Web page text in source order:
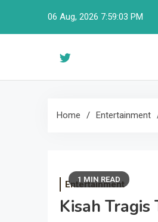
06 Aug, 2026 7:59:04 PM
Home Entertainment
1 MIN READ
Entertainment
Kisah